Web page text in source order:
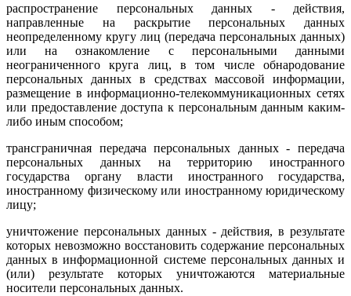
распространение персональных данных - действия,
направленные на раскрытие персональных данных
неопределенному кругу лиц (передача персональных данных)
или на ознакомление с персональными данными
неограниченного круга лиц, в том числе обнародование
персональных данных в средствах массовой информации,
размещение в информационно-телекоммуникационных сетях
или предоставление доступа к персональным данным каким-
либо иным способом;
трансграничная передача персональных данных - передача
персональных данных на территорию иностранного
государства органу власти иностранного государства,
иностранному физическому или иностранному юридическому
лицу;
уничтожение персональных данных - действия, в результате
которых невозможно восстановить содержание персональных
данных в информационной системе персональных данных и
(или) результате которых уничтожаются материальные
носители персональных данных.